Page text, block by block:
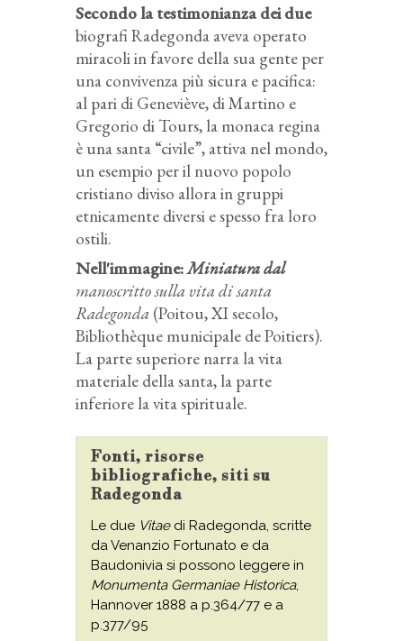
Secondo la testimonianza dei due
biografi Radegonda aveva operato
miracoli in favore della sua gente per
una convivenza più sicura e pacifica:
al pari di Geneviève, di Martino e
Gregorio di Tours, la monaca regina
è una santa “civile”, attiva nel mondo,
un esempio per il nuovo popolo
cristiano diviso allora in gruppi
etnicamente diversi e spesso fra loro
ostili.
Nell'immagine:Miniatura dal
manoscritto sulla vita di santa
Radegonda (Poitou, XI secolo,
Bibliothèque municipale de Poitiers).
La parte superiore narra la vita
materiale della santa, la parte
inferiore la vita spirituale.
Fonti, risorse
bibliografiche, siti su
Radegonda
Le due Vitaedi Radegonda, scritte
da Venanzio Fortunato e da
Baudonivia si possono leggere in
Monumenta Germaniae Historica,
Hannover 1888 a p.364/77 e a
p.377/95